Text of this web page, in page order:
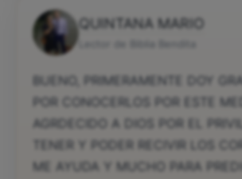
QUINTANA MARIO
BUENO, PRIMERAMENTE DOY
POR CONOCERLOS POR ESTE
AGRDECIDO A DIOS POR EL
TENER Y PODER RECIVIR LOS
ME AYUDA Y MUCHO PARA